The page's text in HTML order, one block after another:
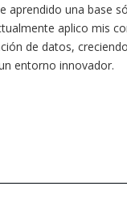
exige
actividades
convencido
mejores